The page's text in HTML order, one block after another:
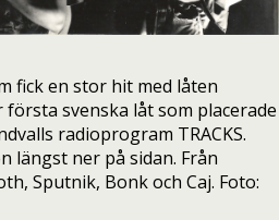
fick en stor hit med låten
första svenska låt som placerade
radioprogram TRACKS.
längst ner på sidan. Från
Sputnik, Bonk och Caj. Foto: